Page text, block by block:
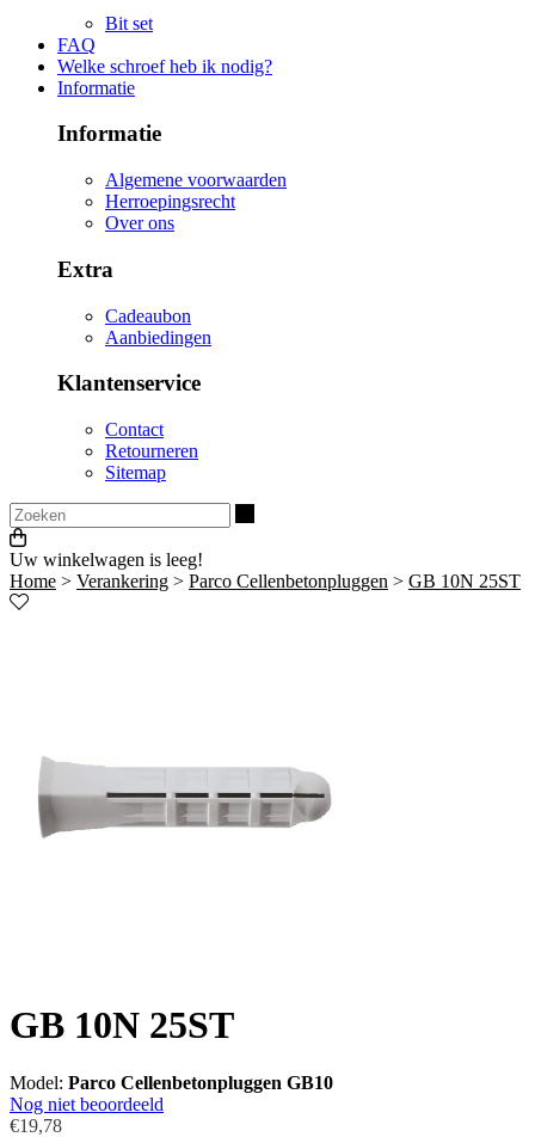
Bit set
FAQ
Welke schroef heb ik nodig?
Informatie
Informatie
Algemene voorwaarden
Herroepingsrecht
Over ons
Extra
Cadeaubon
Aanbiedingen
Klantenservice
Contact
Retourneren
Sitemap
Uw winkelwagen is leeg!
Home > Verankering > Parco Cellenbetonpluggen > GB 10N 25ST
GB 10N 25ST
Model: Parco Cellenbetonpluggen GB10
Nog niet beoordeeld
€19,78